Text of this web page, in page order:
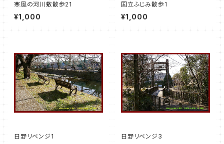
寒風の河川敷散歩21
¥1,000
国立ふじみ散歩1
¥1,000
日野リベンジ1 日野リベンジ3